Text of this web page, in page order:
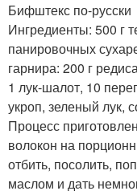
Бифштекс по-русски
Ингредиенты: 500 г
панировочных
гарнира: 200 г
1 лук-шалот, 10
укроп, зеленый лук,
Процесс
волокон на
отбить, посолить,
маслом и дать